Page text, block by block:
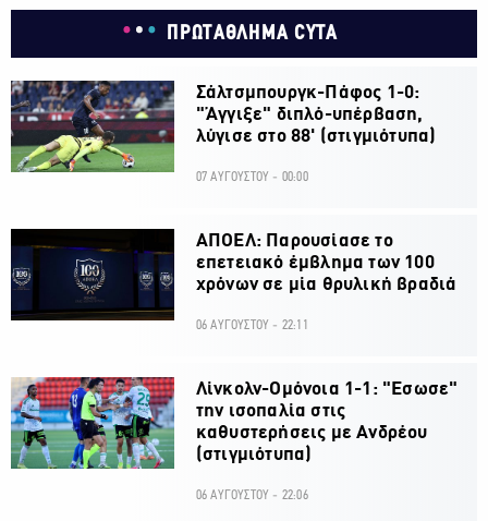
ΠΡΩΤΑΘΛΗΜΑ CYTA
Σάλτσμπουργκ-Πάφος 1-0:
"Άγγιξε" διπλό-υπέρβαση,
λύγισε στο 88' (στιγμιότυπα)
07 ΑΥΓΟΥΣΤΟΥ - 00:00
ΑΠΟΕΛ: Παρουσίασε το
επετειακό έμβλημα των 100
χρόνων σε μία θρυλική βραδιά
06 ΑΥΓΟΥΣΤΟΥ - 22:11
Λίνκολν-Ομόνοια 1-1: "Εσωσε"
την ισοπαλία στις
καθυστερήσεις με Ανδρέου
(στιγμιότυπα)
06 ΑΥΓΟΥΣΤΟΥ - 22:06